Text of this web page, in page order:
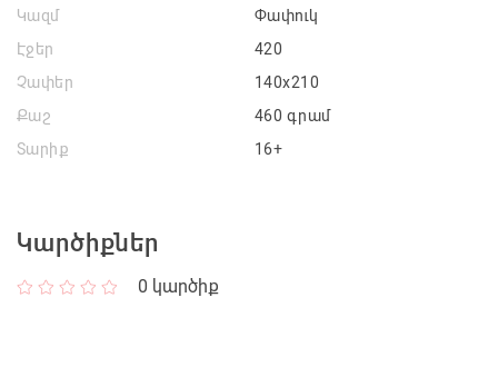
Կազմ
Փափուկ
Էջեր
420
Չափեր
140x210
Քաշ
460 գրամ
Տարիք
16+
Կարծիքներ
0 կարծիք